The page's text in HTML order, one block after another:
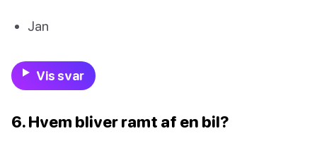
Jan
Vis svar
6. Hvem bliver ramt af en bil?